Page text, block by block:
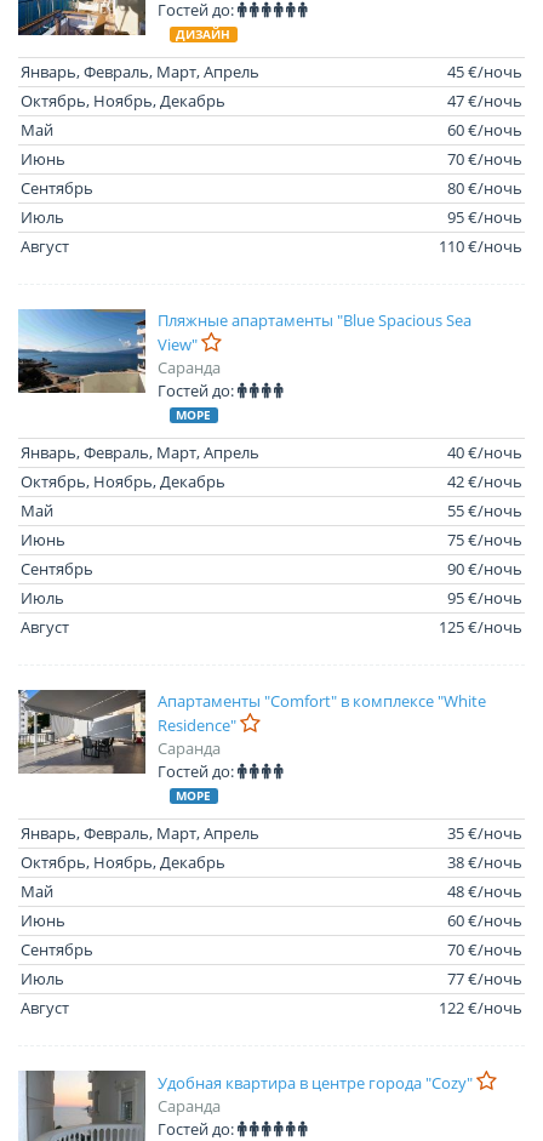
Гостей до:
ДИЗАЙН
Январь, Февраль, Март, Апрель
45 €/ночь
Октябрь, Ноябрь, Декабрь
47 €/ночь
Май
60 €/ночь
Июнь
70 €/ночь
Сентябрь
80 €/ночь
Июль
95 €/ночь
Август
110 €/ночь
Пляжные апартаменты "Blue Spacious Sea
View"
Саранда
Гостей до:
МОРЕ
Январь, Февраль, Март, Апрель
40 €/ночь
Октябрь, Ноябрь, Декабрь
42 €/ночь
Май
55 €/ночь
Июнь
75 €/ночь
Сентябрь
90 €/ночь
Июль
95 €/ночь
Август
125 €/ночь
Апартаменты "Comfort" в комплексе "White
Residence"
Саранда
Гостей до:
МОРЕ
Январь, Февраль, Март, Апрель
35 €/ночь
Октябрь, Ноябрь, Декабрь
38 €/ночь
Май
48 €/ночь
Июнь
60 €/ночь
Сентябрь
70 €/ночь
Июль
77 €/ночь
Август
122 €/ночь
Удобная квартира в центре города "Cozy"
Саранда
Гостей до: